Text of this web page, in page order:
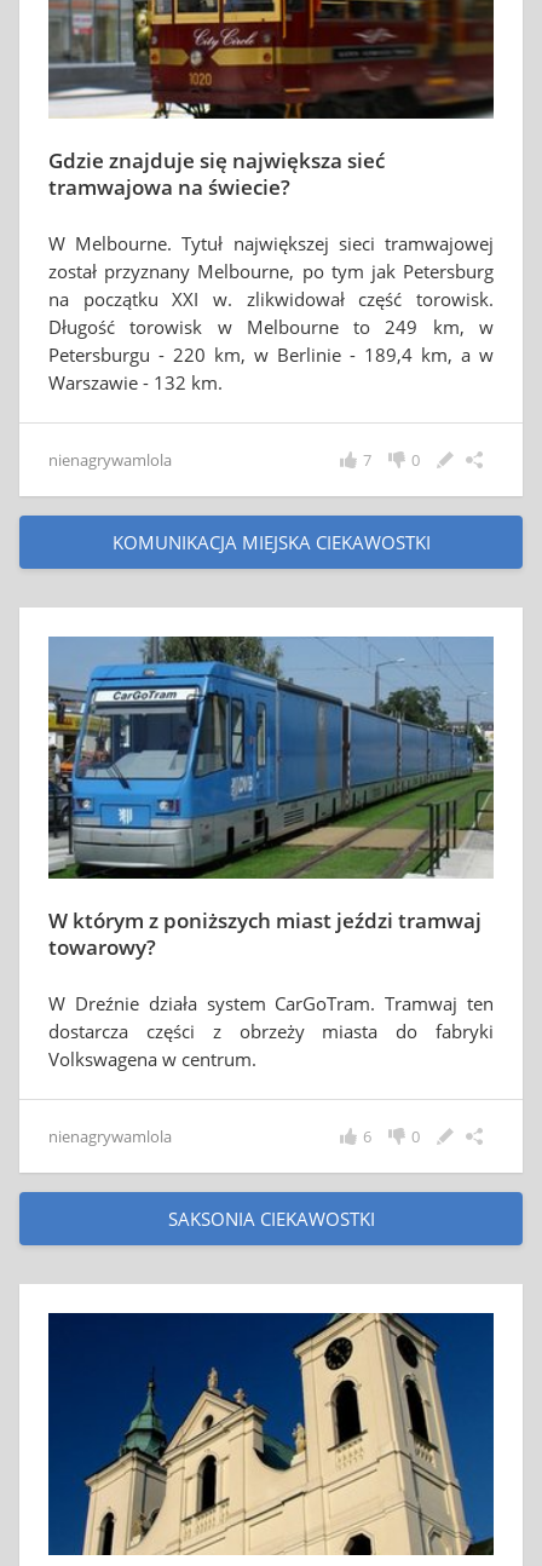
Gdzie znajduje się największa sieć
tramwajowa na świecie?
W Melbourne. Tytuł największej sieci tramwajowej
został przyznany Melbourne, po tym jak Petersburg
na początku XXI w. zlikwidował część torowisk.
Długość torowisk w Melbourne to 249 km, w
Petersburgu - 220 km, w Berlinie - 189,4 km, a w
Warszawie - 132 km.
nienagrywamlola 0
7
KOMUNIKACJA MIEJSKA CIEKAWOSTKI
W którym z poniższych miast jeździ tramwaj
towarowy?
W Dreźnie działa system CarGoTram. Tramwaj ten
dostarcza części z obrzeży miasta do fabryki
Volkswagena w centrum.
nienagrywamlola 0
6
SAKSONIA CIEKAWOSTKI